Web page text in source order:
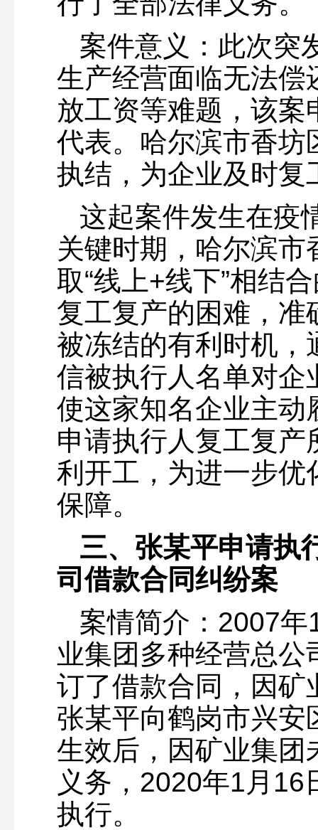
案件意义：此次突
生产经营面临无法偿
放工资等难题，该
代表。哈尔滨市香坊
执结，为企业及时复
这起案件发生在疫
关键时期，哈尔滨
取“线上+线下”相结
复工复产的困难，准
被冻结的有利时机，
信被执行人名单对企
使这家知名企业主动
申请执行人复工复
利开工，为进一步优
保障。
三、张某平申请执
司借款合同纠纷案
案情简介：2007
业集团多种经营总
订了借款合同，因矿
张某平向鹤岗市兴安
生效后，因矿业集团
义务，2020年1月16
执行。